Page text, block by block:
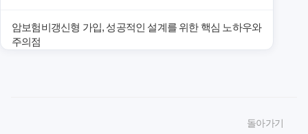
암보험비갱신형 가입, 성공적인 설계를 위한 핵심 노하우와
주의점
돌아가기